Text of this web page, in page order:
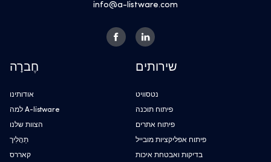
info@a-listware.com
חֶברָה
אודותינו
למה A-listware
הצוות שלנו
תַהֲלִיך
קאררס
שירותים
נטסוויט
פיתוח תוכנה
פיתוח אתרים
פיתוח אפליקציות מובייל
בדיקות ואבטחת איכות